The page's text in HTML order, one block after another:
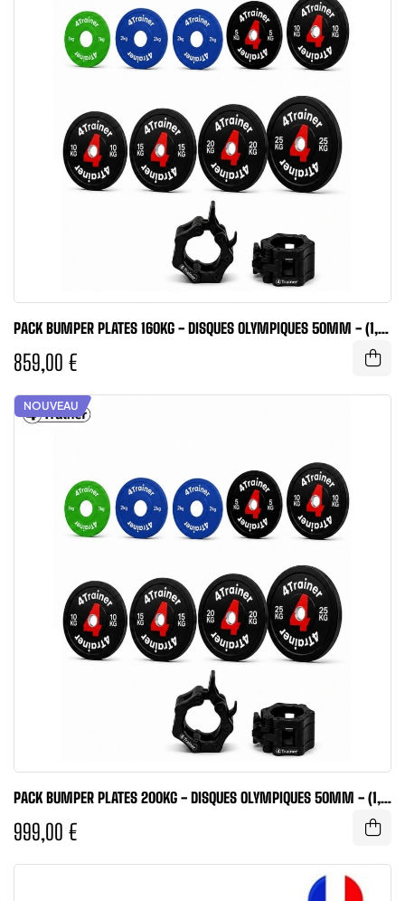
PACK BUMPER PLATES 160KG - DISQUES OLYMPIQUES 50MM - (1,
859,00 €
NOUVEAU
PACK BUMPER PLATES 200KG - DISQUES OLYMPIQUES 50MM - (1,
999,00 €